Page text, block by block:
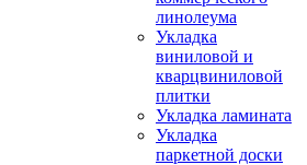
линолеума
Укладка
виниловой и
кварцвиниловой
плитки
Укладка ламината
Укладка
паркетной доски